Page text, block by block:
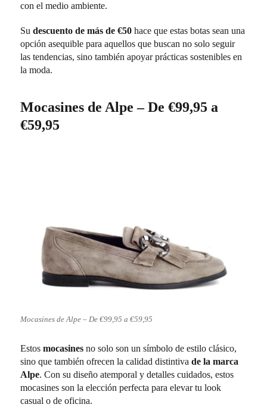
con el medio ambiente.
Sudescuento de más de €50 hace que estas botas sean una
opción asequible para aquellos que buscan no solo seguir
las tendencias, sino también apoyar prácticas sostenibles en
la moda.
Mocasines de Alpe – De €99,95 a
€59,95
Mocasines de Alpe – De €99,95 a €59,95
Estosmocasines no solo son un símbolo de estilo clásico,
sino que también ofrecen la calidad distintivade la marca
Alpe. Con su diseño atemporal y detalles cuidados, estos
mocasines son la elección perfecta para elevar tu look
casual o de oficina.